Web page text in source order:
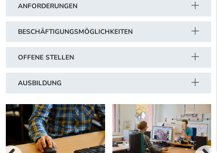
ANFORDERUNGEN
BESCHÄFTIGUNGSMÖGLICHKEITEN
OFFENE STELLEN
AUSBILDUNG